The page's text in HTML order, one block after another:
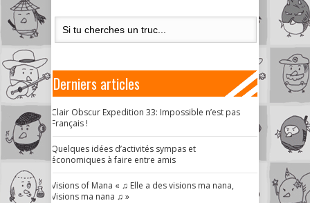
Derniers articles
Clair Obscur Expedition 33: Impossible n’est pas
Français !
Quelques idées d’activités sympas et
économiques à faire entre amis
Visions of Mana « ♫ Elle a des visions ma nana,
Visions ma nana ♫ »